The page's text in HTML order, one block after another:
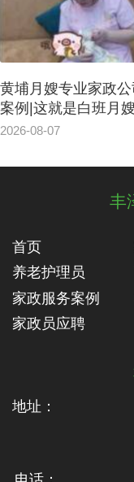
黄埔月嫂专业家政
案例|这就是白班月
义
2026-08-07
丰
首页
养老护理员
家政服务案例
家政员应聘
地址：